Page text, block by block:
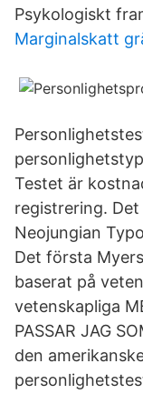
Psykologiskt
Marginalskatt
Testet är
registrering.
Neojungian
Det första
baserat på
vetenskapliga
PASSAR JAG
den